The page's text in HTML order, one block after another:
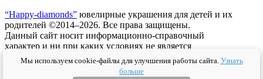
“Happy-diamonds” ювелирные украшения для детей и их
родителей ©2014–2026. Все права защищены.
Данный сайт носит информационно-справочный
характер и ни при каких условиях не является
публичной офертой.
Политика конфидециальности Публичная оферта
Мы используем cookie-файлы для улучшения работы сайта. Узнать
больше